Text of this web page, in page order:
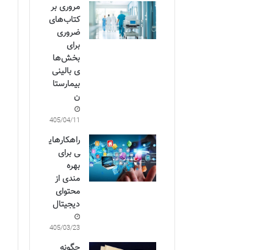
مروری بر
کتاب‌های
ضروری
برای
بخش‌ها
ی بالینی
بیمارستا
ن
1405/04/11
راهکارهای
ی برای
بهره
مندی از
محتوای
دیجیتال
1405/03/23